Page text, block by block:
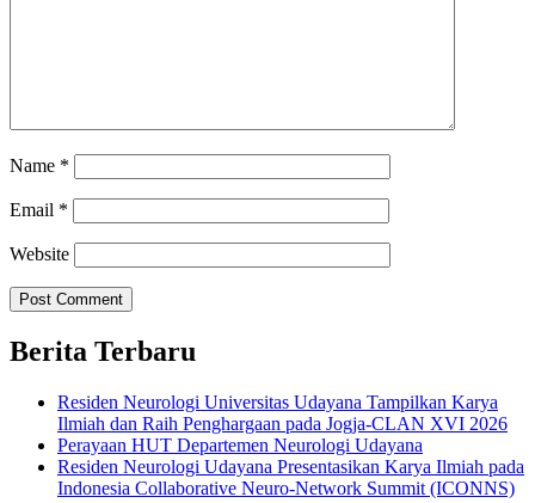
Name *
Email *
Website
Berita Terbaru
Residen Neurologi Universitas Udayana Tampilkan Karya
Ilmiah dan Raih Penghargaan pada Jogja-CLAN XVI 2026
Perayaan HUT Departemen Neurologi Udayana
Residen Neurologi Udayana Presentasikan Karya Ilmiah pada
Indonesia Collaborative Neuro-Network Summit (ICONNS)